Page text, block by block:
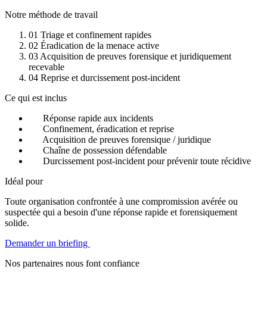
Notre méthode de travail
01 Triage et confinement rapides
02 Éradication de la menace active
03 Acquisition de preuves forensique et juridiquement
recevable
04 Reprise et durcissement post-incident
Ce qui est inclus
Réponse rapide aux incidents
Confinement, éradication et reprise
Acquisition de preuves forensique / juridique
Chaîne de possession défendable
Durcissement post-incident pour prévenir toute récidive
Idéal pour
Toute organisation confrontée à une compromission avérée ou
suspectée qui a besoin d'une réponse rapide et forensiquement
solide.
Demander un briefing
Nos partenaires nous font confiance